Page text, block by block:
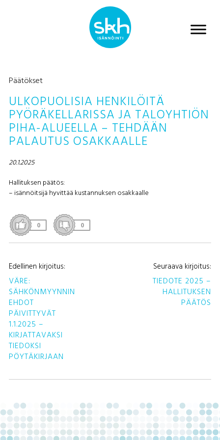
Päätökset
ULKOPUOLISIA HENKILÖITÄ
PYÖRÄKELLARISSA JA TALOYHTIÖN
PIHA-ALUEELLA – TEHDÄÄN
PALAUTUS OSAKKAALLE
20.1.2025
Hallituksen päätös:
– isännöitsijä hyvittää kustannuksen osakkaalle
0 0
Edellinen kirjoitus:
VÄRE:
SÄHKÖNMYYNNIN
EHDOT
PÄIVITTYVÄT
1.1.2025 –
KIRJATTAVAKSI
TIEDOKSI
PÖYTÄKIRJAAN
Seuraava kirjoitus:
TIEDOTE 2025 –
HALLITUKSEN
PÄÄTÖS